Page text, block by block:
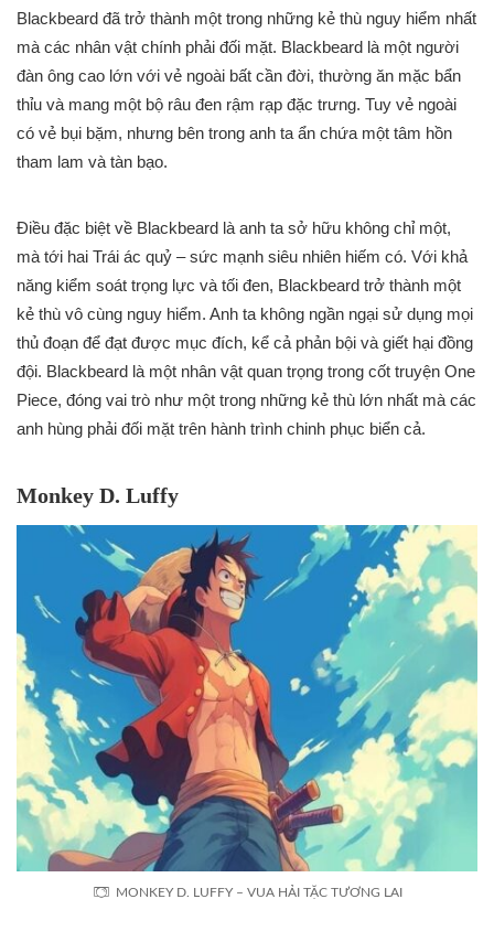
Blackbeard đã trở thành một trong những kẻ thù nguy hiểm nhất
mà các nhân vật chính phải đối mặt. Blackbeard là một người
đàn ông cao lớn với vẻ ngoài bất cần đời, thường ăn mặc bẩn
thỉu và mang một bộ râu đen rậm rạp đặc trưng. Tuy vẻ ngoài
có vẻ bụi bặm, nhưng bên trong anh ta ẩn chứa một tâm hồn
tham lam và tàn bạo.
Điều đặc biệt về Blackbeard là anh ta sở hữu không chỉ một,
mà tới hai Trái ác quỷ – sức mạnh siêu nhiên hiếm có. Với khả
năng kiểm soát trọng lực và tối đen, Blackbeard trở thành một
kẻ thù vô cùng nguy hiểm. Anh ta không ngần ngại sử dụng mọi
thủ đoạn để đạt được mục đích, kể cả phản bội và giết hại đồng
đội. Blackbeard là một nhân vật quan trọng trong cốt truyện One
Piece, đóng vai trò như một trong những kẻ thù lớn nhất mà các
anh hùng phải đối mặt trên hành trình chinh phục biển cả.
Monkey D. Luffy
MONKEY D. LUFFY – VUA HẢI TẶC TƯƠNG LAI